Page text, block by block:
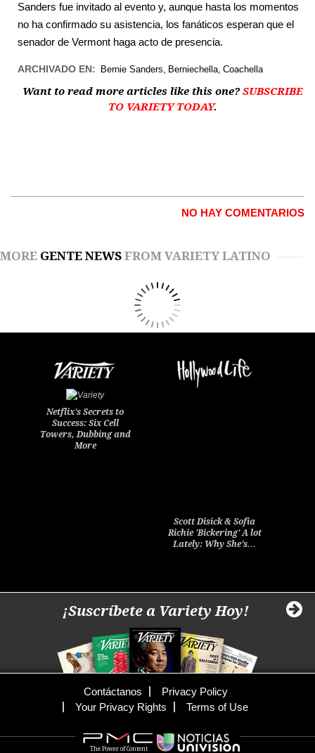
Sanders fue invitado al evento y, aunque hasta los momentos
no ha confirmado su asistencia, los fanáticos esperan que el
senador de Vermont haga acto de presencia.
ARCHIVADO EN: Bernie Sanders Berniechella Coachella
Want to read more articles like this one?SUBSCRIBE
TO VARIETY TODAY.
NO HAY COMENTARIOS
MORE GENTE NEWS FROM VARIETY LATINO
Netflix's Secrets to
Success: Six Cell
Towers, Dubbing and
More
Scott Disick & Sofia
Richie 'Bickering' A lot
Lately: Why She's…
¡Suscríbete a Variety Hoy!
Contáctanos
Privacy Policy
Your Privacy Rights
Terms of Use
The Power of Content